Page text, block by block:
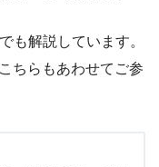
も解説しています。
ちらもあわせてご参